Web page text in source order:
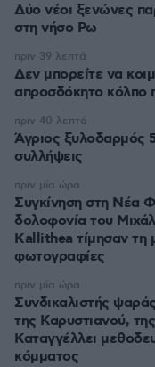
Δύο νέοι ξενώνες
στη νήσο Ρω
Δεν μπορείτε να
απροσδόκητο κόλπο
πριν 39 λεπτά
Άγριος ξυλοδαρμός
συλλήψεις
πριν 40 λεπτά
Συγκίνηση στη Νέα
δολοφονία του
Kallithea τίμησαν τη
φωτογραφίες
πριν μία ώρα
Συνδικαλιστής
της Καρυστιανού,
Καταγγέλλει
κόμματος
πριν μία ώρα